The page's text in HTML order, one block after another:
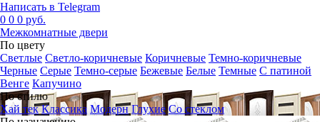
Написать в Telegram
0 0 0 руб.
Межкомнатные двери
По цвету
Светлые Светло-коричневые Коричневые Темно-коричневые
Черные Серые Темно-серые Бежевые Белые Темные С патиной
Венге Капучино
По стилю
Хай тек Классика Модерн Глухие Со стеклом